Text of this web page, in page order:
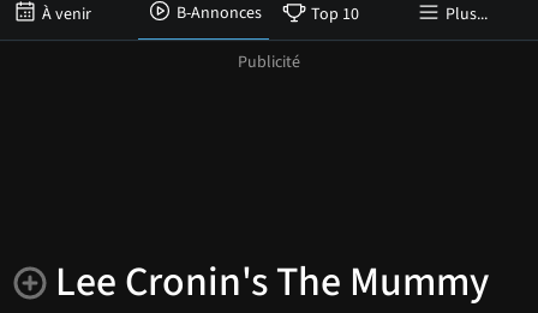
À venir B-Annonces Top 10 Plus...
Lee Cronin's The Mummy